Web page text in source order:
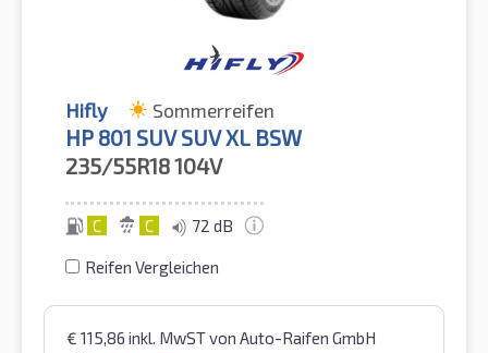
Hifly Sommerreifen
HP 801 SUV SUV XL BSW
235/55R18104V
C C 72 dB
Reifen Vergleichen
€ 115,86 inkl. MwSTvon Auto-Raifen GmbH